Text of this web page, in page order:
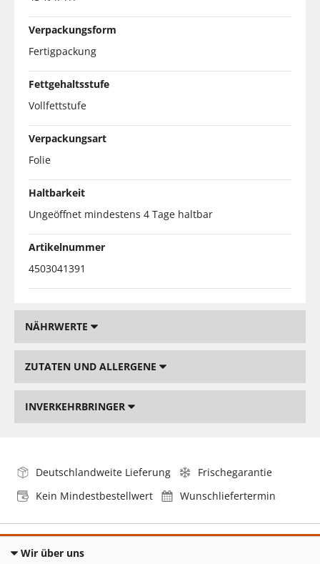
Verpackungsform
Fertigpackung
Fettgehaltsstufe
Vollfettstufe
Verpackungsart
Folie
Haltbarkeit
Ungeöffnet mindestens 4 Tage haltbar
Artikelnummer
4503041391
NÄHRWERTE
ZUTATEN UND ALLERGENE
INVERKEHRBRINGER
Deutschlandweite Lieferung
Frischegarantie
Kein Mindestbestellwert
Wunschliefertermin
Wir über uns